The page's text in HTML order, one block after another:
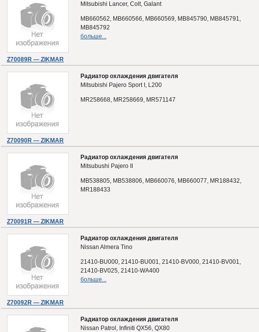
Z70089R — ZIKMAR
Mitsubishi Lancer, Colt, Galant
MB660562, MB660566, MB660569, MB845790, MB845791,
MB845792
больше...
Z70090R — ZIKMAR
Радиатор охлаждения двигателя
Mitsubishi Pajero Sport I, L200
MR258668, MR258669, MR571147
Z70091R — ZIKMAR
Радиатор охлаждения двигателя
Mitsubushi Pajero II
MB538805, MB538806, MB660076, MB660077, MR188432,
MR188433
Z70092R — ZIKMAR
Радиатор охлаждения двигателя
Nissan Almera Tino
21410-BU000, 21410-BU001, 21410-BV000, 21410-BV001,
21410-BV025, 21410-WA400
больше...
Радиатор охлаждения двигателя
Nissan Patrol, Infiniti QX56, QX80